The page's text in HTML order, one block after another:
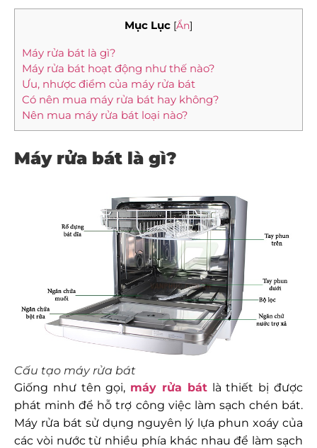
Mục Lục [Ẩn]
Máy rửa bát là gì?
Máy rửa bát hoạt động như thế nào?
Ưu, nhược điểm của máy rửa bát
Có nên mua máy rửa bát hay không?
Nên mua máy rửa bát loại nào?
Máy rửa bát là gì?
Cấu tạo máy rửa bát
Giống như tên gọi, máy rửa bátlà thiết bị được
phát minh để hỗ trợ công việc làm sạch chén bát.
Máy rửa bát sử dụng nguyên lý lựa phun xoáy của
các vòi nước từ nhiều phía khác nhau để làm sạch